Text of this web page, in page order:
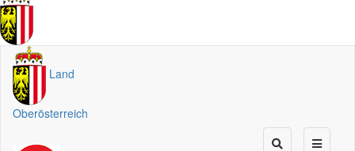
Land
Oberösterreich